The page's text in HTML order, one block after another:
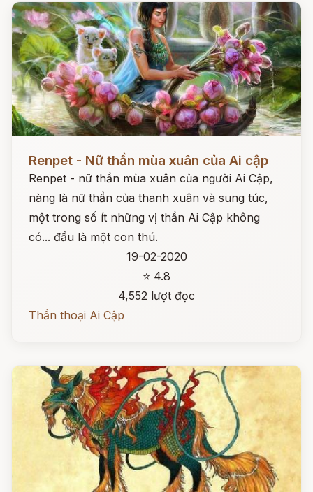
Renpet - Nữ thần mùa xuân của Ai cập
Renpet - nữ thần mùa xuân của người Ai Cập,
nàng là nữ thần của thanh xuân và sung túc,
một trong số ít những vị thần Ai Cập không
có... đầu là một con thú.
19-02-2020
⭐ 4.8
4,552 lượt đọc
Thần thoại Ai Cập